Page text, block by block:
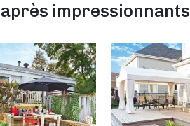
impressionnants